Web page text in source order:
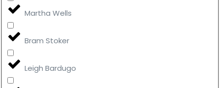
Martha Wells
Bram Stoker
Leigh Bardugo